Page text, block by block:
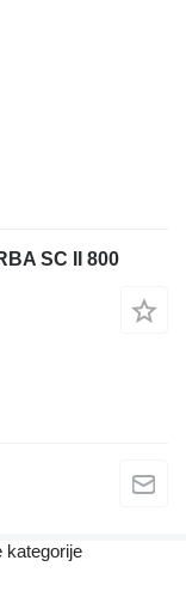
SC II 800
kategorije